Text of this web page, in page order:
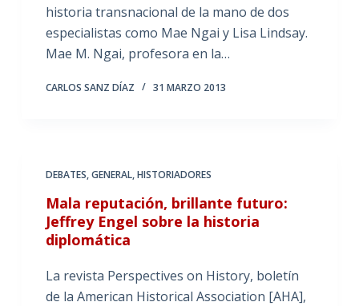
historia transnacional de la mano de dos
especialistas como Mae Ngai y Lisa Lindsay.
Mae M. Ngai, profesora en la…
CARLOS SANZ DÍAZ 31 MARZO 2013
DEBATES,GENERAL,HISTORIADORES
Mala reputación, brillante futuro:
Jeffrey Engel sobre la historia
diplomática
La revista Perspectives on History, boletín
de la American Historical Association [AHA],